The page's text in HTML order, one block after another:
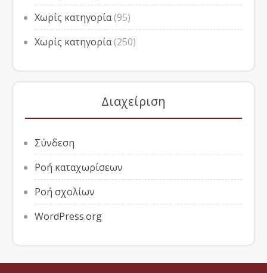
Χωρίς κατηγορία(95)
Χωρίς κατηγορία(250)
Διαχείριση
Σύνδεση
Ροή καταχωρίσεων
Ροή σχολίων
WordPress.org